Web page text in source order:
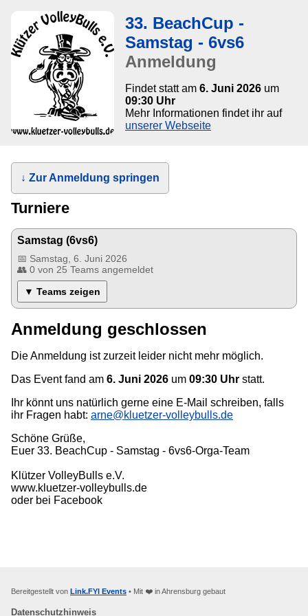
33. BeachCup -
Samstag - 6vs6
Anmeldung
Findet statt am 6. Juni 2026 um
09:30 Uhr
Mehr Informationen findet ihr auf
unserer Webseite
↓ Zur Anmeldung springen
Turniere
Samstag (6vs6)
📅 Samstag, 6. Juni 2026
👥 0 von 25 Teams angemeldet
▼ Teams zeigen
Anmeldung geschlossen
Die Anmeldung ist zurzeit leider nicht mehr möglich.
Das Event fand am 6. Juni 2026 um 09:30 Uhr statt.
Ihr könnt uns natürlich gerne eine E-Mail schreiben, falls
ihr Fragen habt: arne@kluetzer-volleybulls.de
Schöne Grüße,
Euer 33. BeachCup - Samstag - 6vs6-Orga-Team
Klützer VolleyBulls e.V.
www.kluetzer-volleybulls.de
oder bei Facebook
Bereitgestellt von Link.FYI Events • Mit ❤️ in Ahrensburg gebaut
Datenschutzhinweis